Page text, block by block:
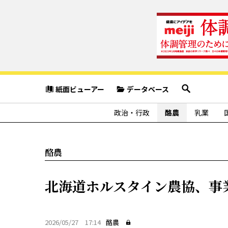
紙面ビューアー データベース
政治・行政 酪農 乳業
酪農
北海道ホルスタイン農協、
2026/05/27 17:14 酪農